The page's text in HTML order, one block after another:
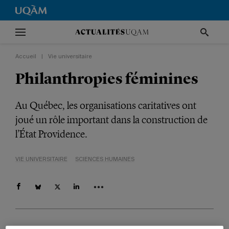
Accueil Vie universitaire
Philanthropies féminines
Au Québec, les organisations caritatives ont
joué un rôle important dans la construction de
l’État Providence.
VIE UNIVERSITAIRE SCIENCES HUMAINES